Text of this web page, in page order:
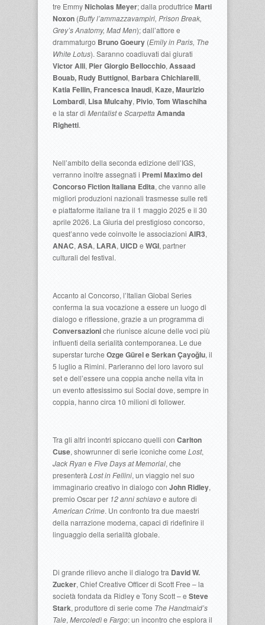
tre EmmyNicholas Meyer; dalla produttrice Marti
Noxon (Buffy l’ammazzavampiri, Prison Break,
Grey’s Anatomy, Mad Men); dall’attore e
drammaturgo Bruno Goeury (Emily in Paris, The
White Lotus). Saranno coadiuvati dai giurati
Victor Alli, Pier Giorgio Bellocchio, Assaad
Bouab, Rudy Buttignol, Barbara Chichiarelli,
Katia Fellin, Francesca Inaudi, Kaze, Maurizio
Lombardi, Lisa Mulcahy, Pivio, Tom Wlaschiha
e la star di Mentaliste ScarpettaAmanda
Righetti.
Nell’ambito della seconda edizione dell’IGS,
verranno inoltre assegnati i Premi Maximo del
Concorso Fiction Italiana Edita, che vanno alle
migliori produzioni nazionali trasmesse sulle reti
e piattaforme italiane tra il 1 maggio 2025 e il 30
aprile 2026. La Giuria del prestigioso concorso,
quest’anno vede coinvolte le associazioni AIR3,
ANAC, ASA, LARA, UICDe WGI, partner
culturali del festival.
Accanto al Concorso, l’Italian Global Series
conferma la sua vocazione a essere un luogo di
dialogo e riflessione, grazie a un programma di
Conversazioniche riunisce alcune delle voci più
influenti della serialità contemporanea. Le due
superstar turche Ozge Gürel e Serkan Çayoğlu, il
5 luglio a Rimini. Parleranno del loro lavoro sul
set e dell’essere una coppia anche nella vita in
un evento attesissimo sui Social dove, sempre in
coppia, hanno circa 10 milioni di follower.
Tra gli altri incontri spiccano quelli con Carlton
Cuse, showrunner di serie iconiche come Lost,
Jack Ryane Five Days at Memorial, che
presenterà Lost in Fellini, un viaggio nel suo
immaginario creativo in dialogo con John Ridley,
premio Oscar per 12 anni schiavoe autore di
American Crime. Un confronto tra due maestri
della narrazione moderna, capaci di ridefinire il
linguaggio della serialità globale.
Di grande rilievo anche il dialogo tra David W.
Zucker, Chief Creative Officer di Scott Free – la
società fondata da Ridley e Tony Scott – e Steve
Stark, produttore di serie come The Handmaid’s
Tale, Mercoledìe Fargo: un incontro che esplora il